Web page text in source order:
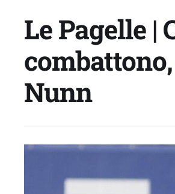
Le Pagelle |
Nunn